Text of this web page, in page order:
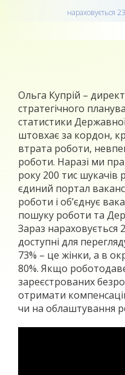
нараховується
Ольга Купрій –
стратегічного
статистики
штовхає за кордон,
втрата роботи,
роботи. Наразі ми
року 200 тис
єдиний портал
роботи і об’єднує
пошуку роботи та
Зараз нараховується
доступні для
73% – це жінки, а в
80%. Якщо
зареєстрованих
отримати
чи на облаштування